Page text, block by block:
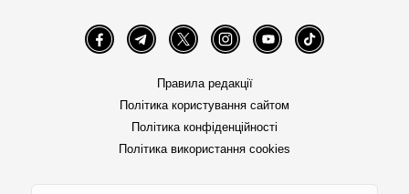
FacebookTelegramTwitter InstagramYouTube TikTok
Правила редакції
Політика користування сайтом
Політика конфіденційності
Політика використання cookies